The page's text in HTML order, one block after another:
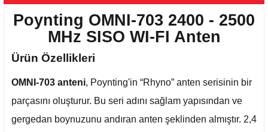
Poynting OMNI-703 2400 - 2500
MHz SISO WI-FI Anten
Ürün Özellikleri
OMNI-703 anteni, Poynting'in “Rhyno” anten serisinin bir
parçasını oluşturur. Bu seri adını sağlam yapısından ve
gergedan boynuzunu andıran anten şeklinden almıştır. 2,4